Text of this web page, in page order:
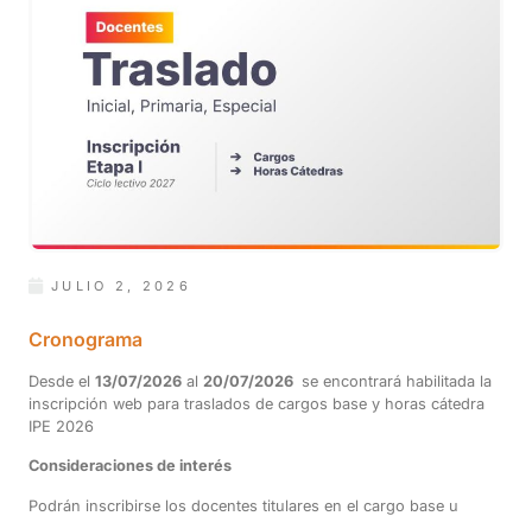
JULIO 2, 2026
Cronograma
Desde el 13/07/2026 al 20/07/2026 se encontrará habilitada la
inscripción web para traslados de cargos base y horas cátedra
IPE 2026
Consideraciones de interés
Podrán inscribirse los docentes titulares en el cargo base u